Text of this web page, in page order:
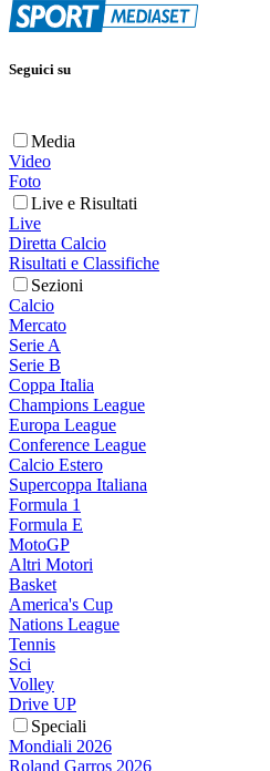
Seguici su
Media
Video
Foto
Live e Risultati
Live
Diretta Calcio
Risultati e Classifiche
Sezioni
Calcio
Mercato
Serie A
Serie B
Coppa Italia
Champions League
Europa League
Conference League
Calcio Estero
Supercoppa Italiana
Formula 1
Formula E
MotoGP
Altri Motori
Basket
America's Cup
Nations League
Tennis
Sci
Volley
Drive UP
Speciali
Mondiali 2026
Roland Garros 2026